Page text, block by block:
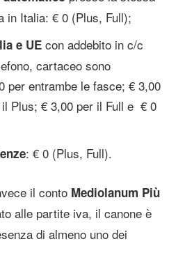
in Italia: € 0 (Plus, Full);
e UE con addebito in c/c
cartaceo sono
per entrambe le fasce; € 3,00
Plus; € 3,00 per il Full e € 0
: € 0 (Plus, Full).
il conto Mediolanum Più
alle partite iva, il canone è
di almeno uno dei